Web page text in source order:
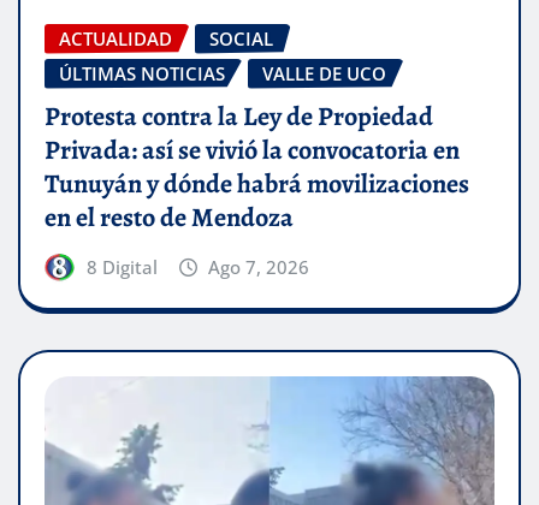
ACTUALIDAD
SOCIAL
ÚLTIMAS NOTICIAS
VALLE DE UCO
Protesta contra la Ley de Propiedad
Privada: así se vivió la convocatoria en
Tunuyán y dónde habrá movilizaciones
en el resto de Mendoza
8 Digital Ago 7, 2026